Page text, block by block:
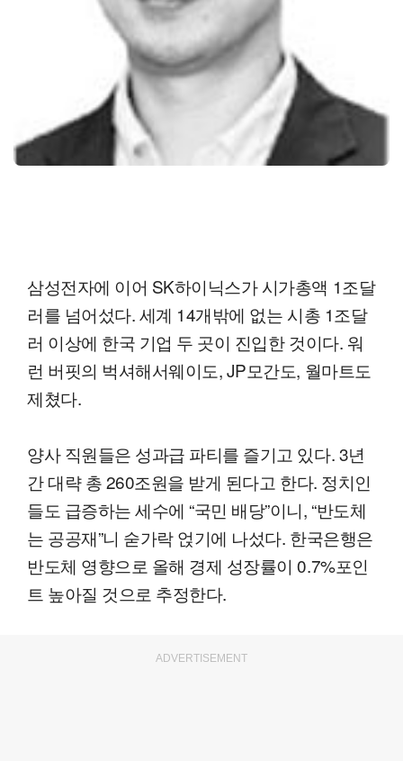
삼성전자에 이어 SK하이닉스가 시가총액 1조달
러를 넘어섰다. 세계 14개밖에 없는 시총 1조달
러 이상에 한국 기업 두 곳이 진입한 것이다. 워
런 버핏의 벅셔해서웨이도, JP모간도, 월마트도
제쳤다.
양사 직원들은 성과급 파티를 즐기고 있다. 3년
간 대략 총 260조원을 받게 된다고 한다. 정치인
들도 급증하는 세수에 “국민 배당”이니, “반도체
는 공공재”니 숟가락 얹기에 나섰다. 한국은행은
반도체 영향으로 올해 경제 성장률이 0.7%포인
트 높아질 것으로 추정한다.
ADVERTISEMENT